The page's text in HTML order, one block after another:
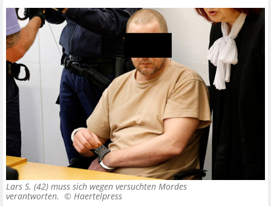
Lars S. (42) muss sich wegen versuchten Mordes
verantworten. © Haertelpress